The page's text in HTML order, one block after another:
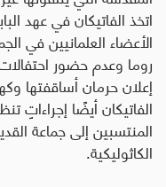
اتخذ الفاتيكان في عهد
الأعضاء العلمانيين في
روما وعدم حضور
إعلان حرمان أساقفتها
الفاتيكان أيضًا إجراءاتٍ
المنتسبين إلى جماعة
الكاثوليكية.